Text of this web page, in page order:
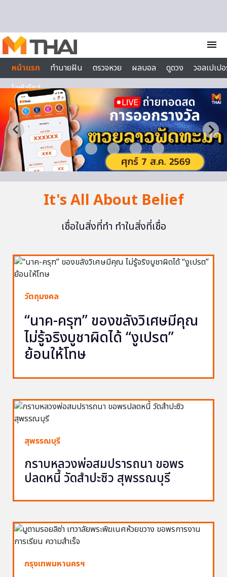
menu
หน้าแรก
ทำนายฝัน ตรวจหวย ผลบอล ดูดวง
วอลเปเป
ไลฟ์สไตล์
It's All About Belief
เชื่อในสิ่งที่ทำ ทำในสิ่งที่เชื่อ
วัตถุมงคล
“นาค-ครุฑ” ของขลังวิเศษมีคุณ
ไม่รู้จริงบูชาผิดได้ “งูเปรต”
ย้อนให้โทษ
สุพรรณบุรี
กราบหลวงพ่อสมปรารถนา ขอพร
ปลดหนี้ วัดสำปะซิว สุพรรณบุรี
กรุงเทพมหานครฯ